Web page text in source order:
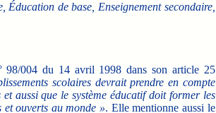
de base, Enseignement secondaire,
004 du 14 avril 1998 dans son article 25
scolaires devrait prendre en compte
aussi que le système éducatif doit former les
et ouverts au monde ». Elle mentionne aussi le